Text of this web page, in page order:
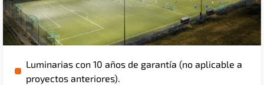
Luminarias con 10 años de garantía (no aplicable a
proyectos anteriores).